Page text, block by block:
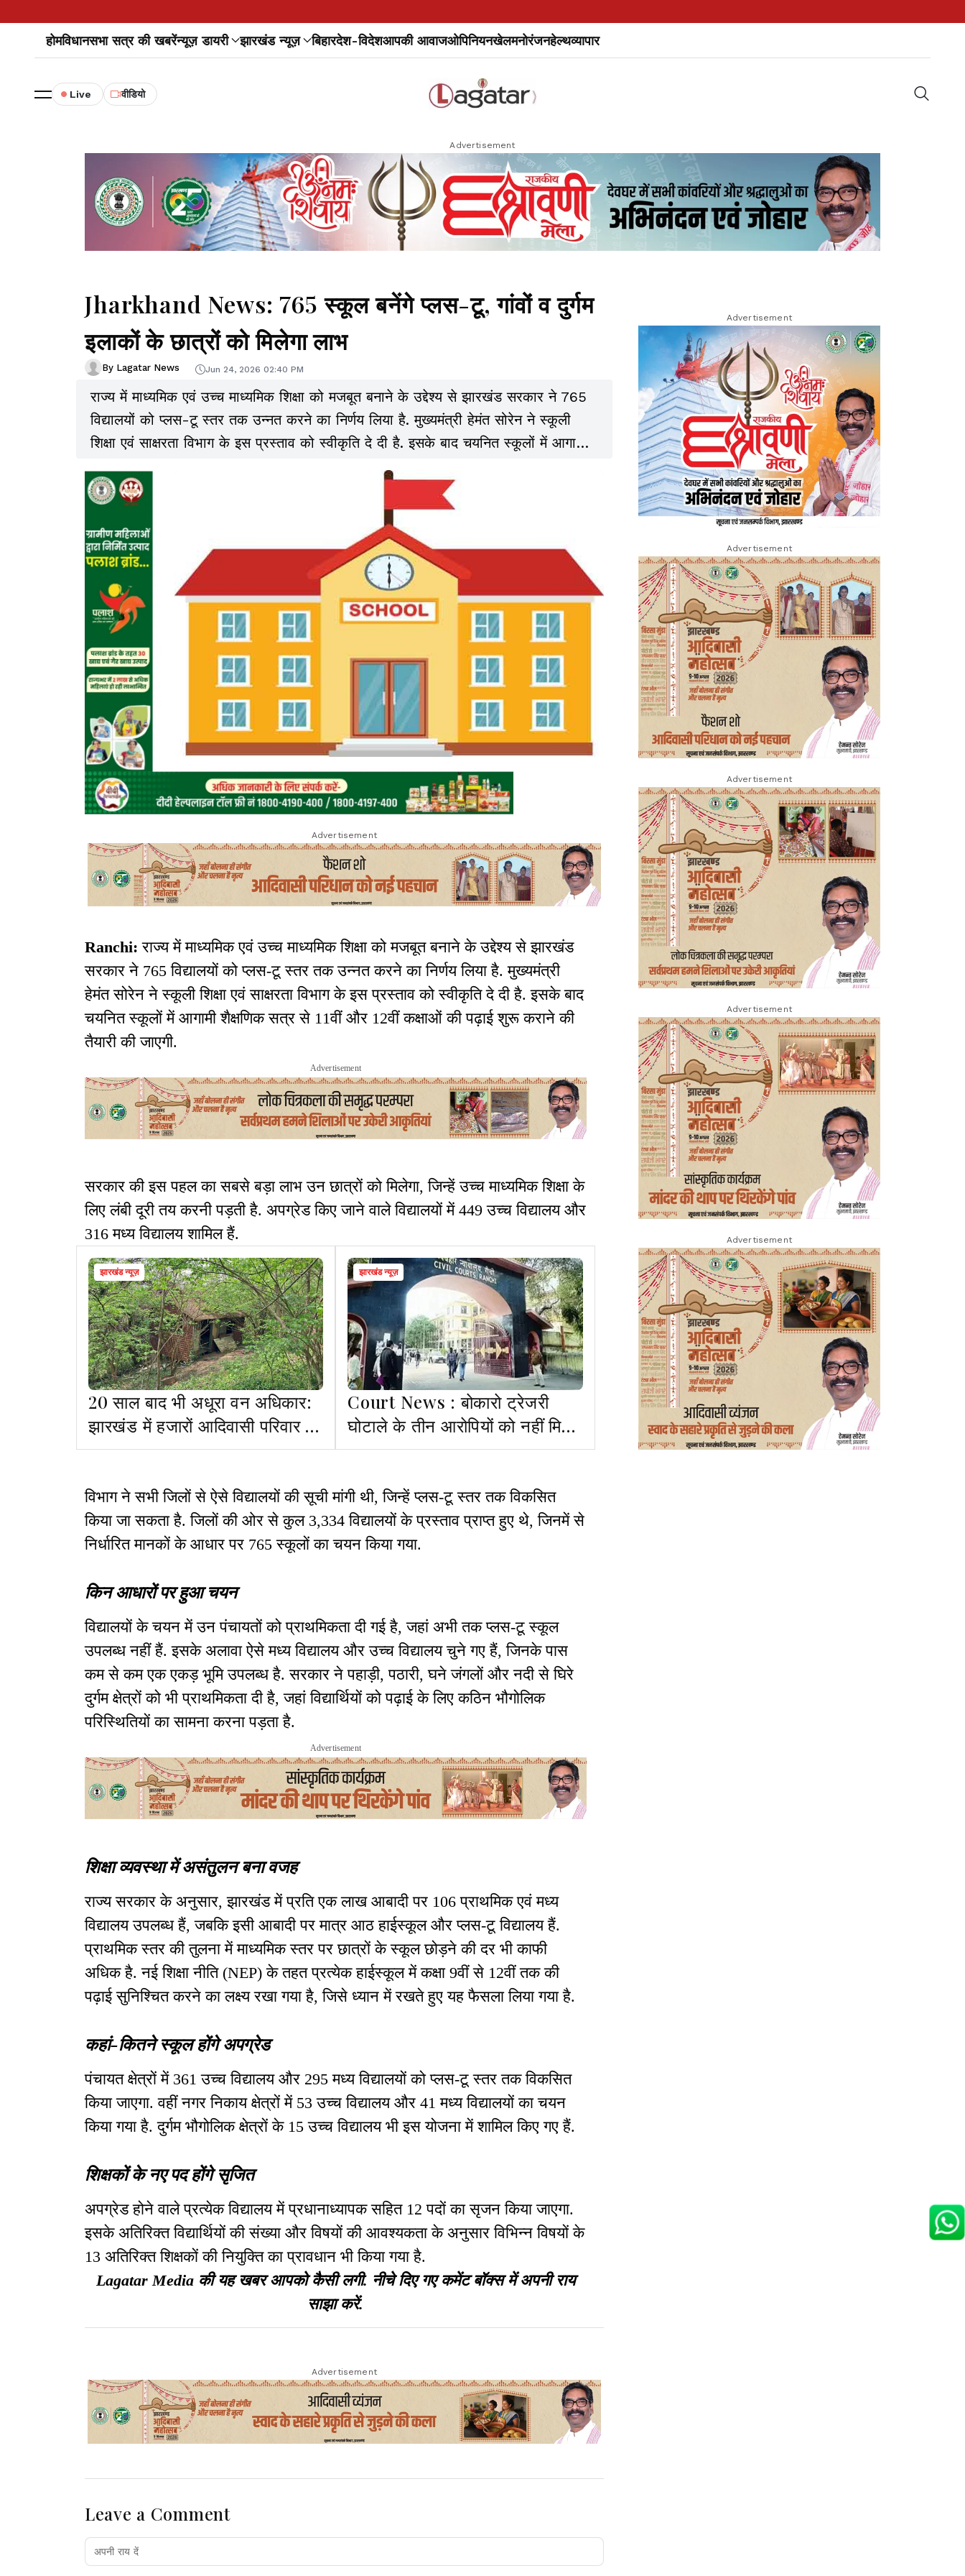
होमविधानसभा सत्र की खबरेंन्यूज़ डायरी झारखंड न्यूज़ बिहारदेश-विदेशआपकी आवाजओपिनियनखेलमनोरंजनहेल्थव्यापार
Live वीडियो
Advertisement
Jharkhand News: 765 स्कूल बनेंगे प्लस-टू, गांवों व दुर्गम
इलाकों के छात्रों को मिलेगा लाभ
By Lagatar News Jun 24, 2026 02:40 PM
राज्य में माध्यमिक एवं उच्च माध्यमिक शिक्षा को मजबूत बनाने के उद्देश्य से झारखंड सरकार ने 765
विद्यालयों को प्लस-टू स्तर तक उन्नत करने का निर्णय लिया है. मुख्यमंत्री हेमंत सोरेन ने स्कूली
शिक्षा एवं साक्षरता विभाग के इस प्रस्ताव को स्वीकृति दे दी है. इसके बाद चयनित स्कूलों में आगामी
शैक्षणिक सत्र से 11वीं और 12वीं कक्षाओं की पढ़ाई शुरू कराने की तैयारी की जाएगी.
Advertisement
Ranchi:राज्य में माध्यमिक एवं उच्च माध्यमिक शिक्षा को मजबूत बनाने के उद्देश्य से झारखंड
सरकार ने 765 विद्यालयों को प्लस-टू स्तर तक उन्नत करने का निर्णय लिया है. मुख्यमंत्री
हेमंत सोरेन ने स्कूली शिक्षा एवं साक्षरता विभाग के इस प्रस्ताव को स्वीकृति दे दी है. इसके बाद
चयनित स्कूलों में आगामी शैक्षणिक सत्र से 11वीं और 12वीं कक्षाओं की पढ़ाई शुरू कराने की
तैयारी की जाएगी.
Advertisement
सरकार की इस पहल का सबसे बड़ा लाभ उन छात्रों को मिलेगा, जिन्हें उच्च माध्यमिक शिक्षा के
लिए लंबी दूरी तय करनी पड़ती है. अपग्रेड किए जाने वाले विद्यालयों में 449 उच्च विद्यालय और
316 मध्य विद्यालय शामिल हैं.
झारखंड न्यूज़
20 साल बाद भी अधूरा वन अधिकार:
झारखंड में हजारों आदिवासी परिवार व
ग्राम सभाएं पट्टे की प्रतीक्षा में
झारखंड न्यूज़
Court News : बोकारो ट्रेजरी
घोटाले के तीन आरोपियों को नहीं मिली
बेल, याचिका खारिज
विभाग ने सभी जिलों से ऐसे विद्यालयों की सूची मांगी थी, जिन्हें प्लस-टू स्तर तक विकसित
किया जा सकता है. जिलों की ओर से कुल 3,334 विद्यालयों के प्रस्ताव प्राप्त हुए थे, जिनमें से
निर्धारित मानकों के आधार पर 765 स्कूलों का चयन किया गया.
किन आधारों पर हुआ चयन
विद्यालयों के चयन में उन पंचायतों को प्राथमिकता दी गई है, जहां अभी तक प्लस-टू स्कूल
उपलब्ध नहीं हैं. इसके अलावा ऐसे मध्य विद्यालय और उच्च विद्यालय चुने गए हैं, जिनके पास
कम से कम एक एकड़ भूमि उपलब्ध है. सरकार ने पहाड़ी, पठारी, घने जंगलों और नदी से घिरे
दुर्गम क्षेत्रों को भी प्राथमिकता दी है, जहां विद्यार्थियों को पढ़ाई के लिए कठिन भौगोलिक
परिस्थितियों का सामना करना पड़ता है.
Advertisement
शिक्षा व्यवस्था में असंतुलन बना वजह
राज्य सरकार के अनुसार, झारखंड में प्रति एक लाख आबादी पर 106 प्राथमिक एवं मध्य
विद्यालय उपलब्ध हैं, जबकि इसी आबादी पर मात्र आठ हाईस्कूल और प्लस-टू विद्यालय हैं.
प्राथमिक स्तर की तुलना में माध्यमिक स्तर पर छात्रों के स्कूल छोड़ने की दर भी काफी
अधिक है. नई शिक्षा नीति (NEP) के तहत प्रत्येक हाईस्कूल में कक्षा 9वीं से 12वीं तक की
पढ़ाई सुनिश्चित करने का लक्ष्य रखा गया है, जिसे ध्यान में रखते हुए यह फैसला लिया गया है.
कहां-कितने स्कूल होंगे अपग्रेड
पंचायत क्षेत्रों में 361 उच्च विद्यालय और 295 मध्य विद्यालयों को प्लस-टू स्तर तक विकसित
किया जाएगा. वहीं नगर निकाय क्षेत्रों में 53 उच्च विद्यालय और 41 मध्य विद्यालयों का चयन
किया गया है. दुर्गम भौगोलिक क्षेत्रों के 15 उच्च विद्यालय भी इस योजना में शामिल किए गए हैं.
शिक्षकों के नए पद होंगे सृजित
अपग्रेड होने वाले प्रत्येक विद्यालय में प्रधानाध्यापक सहित 12 पदों का सृजन किया जाएगा.
इसके अतिरिक्त विद्यार्थियों की संख्या और विषयों की आवश्यकता के अनुसार विभिन्न विषयों के
13 अतिरिक्त शिक्षकों की नियुक्ति का प्रावधान भी किया गया है.
Lagatar Media की यह खबर आपको कैसी लगी. नीचे दिए गए कमेंट बॉक्स में अपनी राय
साझा करें.
Advertisement
Leave a Comment
Advertisement
Advertisement
Advertisement
Advertisement
Advertisement